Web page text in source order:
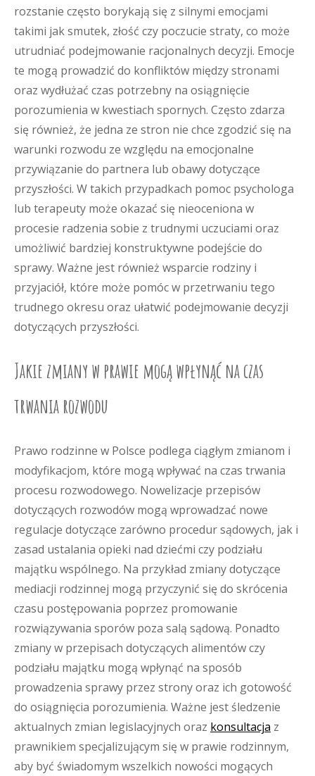
rozstanie często borykają się z silnymi emocjami
takimi jak smutek, złość czy poczucie straty, co może
utrudniać podejmowanie racjonalnych decyzji. Emocje
te mogą prowadzić do konfliktów między stronami
oraz wydłużać czas potrzebny na osiągnięcie
porozumienia w kwestiach spornych. Często zdarza
się również, że jedna ze stron nie chce zgodzić się na
warunki rozwodu ze względu na emocjonalne
przywiązanie do partnera lub obawy dotyczące
przyszłości. W takich przypadkach pomoc psychologa
lub terapeuty może okazać się nieoceniona w
procesie radzenia sobie z trudnymi uczuciami oraz
umożliwić bardziej konstruktywne podejście do
sprawy. Ważne jest również wsparcie rodziny i
przyjaciół, które może pomóc w przetrwaniu tego
trudnego okresu oraz ułatwić podejmowanie decyzji
dotyczących przyszłości.
Jakie zmiany w prawie mogą wpłynąć na czas
trwania rozwodu
Prawo rodzinne w Polsce podlega ciągłym zmianom i
modyfikacjom, które mogą wpływać na czas trwania
procesu rozwodowego. Nowelizacje przepisów
dotyczących rozwodów mogą wprowadzać nowe
regulacje dotyczące zarówno procedur sądowych, jak i
zasad ustalania opieki nad dziećmi czy podziału
majątku wspólnego. Na przykład zmiany dotyczące
mediacji rodzinnej mogą przyczynić się do skrócenia
czasu postępowania poprzez promowanie
rozwiązywania sporów poza salą sądową. Ponadto
zmiany w przepisach dotyczących alimentów czy
podziału majątku mogą wpłynąć na sposób
prowadzenia sprawy przez strony oraz ich gotowość
do osiągnięcia porozumienia. Ważne jest śledzenie
aktualnych zmian legislacyjnych oraz konsultacja z
prawnikiem specjalizującym się w prawie rodzinnym,
aby być świadomym wszelkich nowości mogących